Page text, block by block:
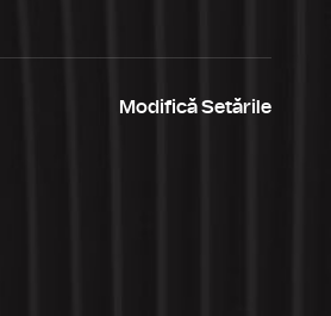
Modifică Setările